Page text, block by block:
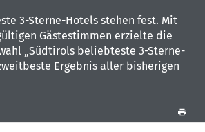
3-Sterne-Hotels stehen fest. Mit
Gästestimmen erzielte die
„Südtirols beliebteste 3-Sterne-
Ergebnis aller bisherigen